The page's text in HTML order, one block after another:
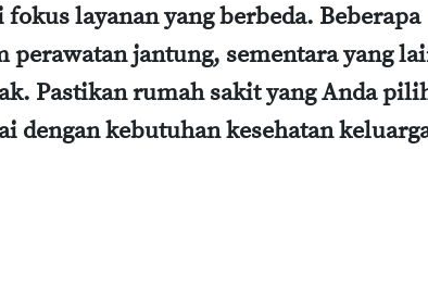
layanan yang berbeda. Beberapa
jantung, sementara yang
Pastikan rumah sakit yang Anda
dengan kebutuhan kesehatan